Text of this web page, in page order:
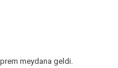
meydana geldi.